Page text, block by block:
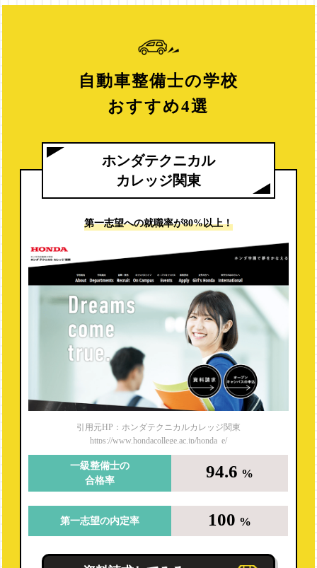
自動車整備士の学校
おすすめ4選
ホンダテクニカル
カレッジ関東
第一志望への就職率が80%以上！
引用元HP：ホンダテクニカルカレッジ関東
https://www.hondacollege.ac.jp/honda_e/
一級整備士の
合格率
94.6 %
第一志望の内定率 100 %